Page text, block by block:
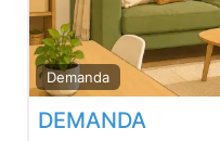
Demanda
DEMANDA